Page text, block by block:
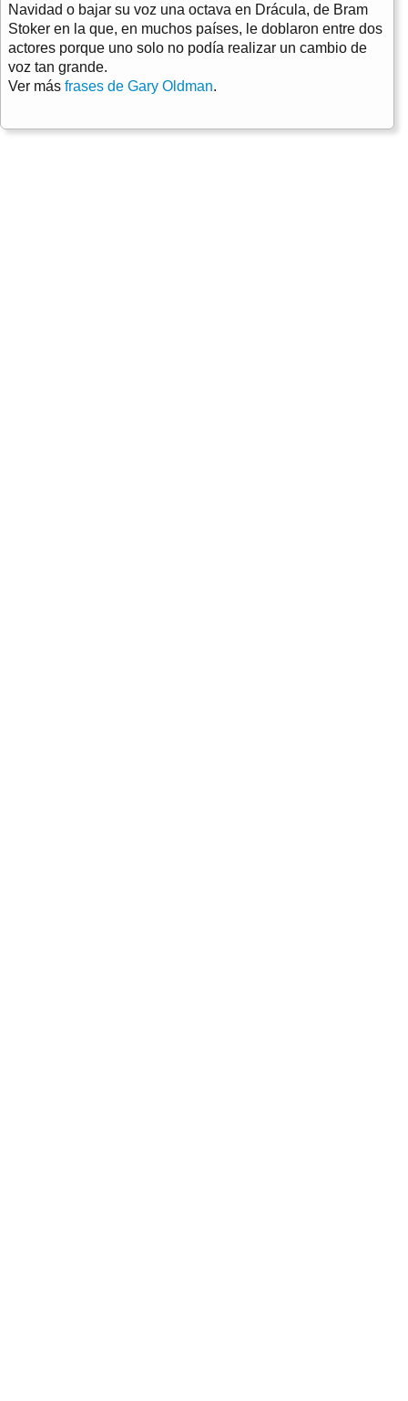
Navidad o bajar su voz una octava en Drácula, de Bram
Stoker en la que, en muchos países, le doblaron entre dos
actores porque uno solo no podía realizar un cambio de
voz tan grande.
Ver más frases de Gary Oldman.